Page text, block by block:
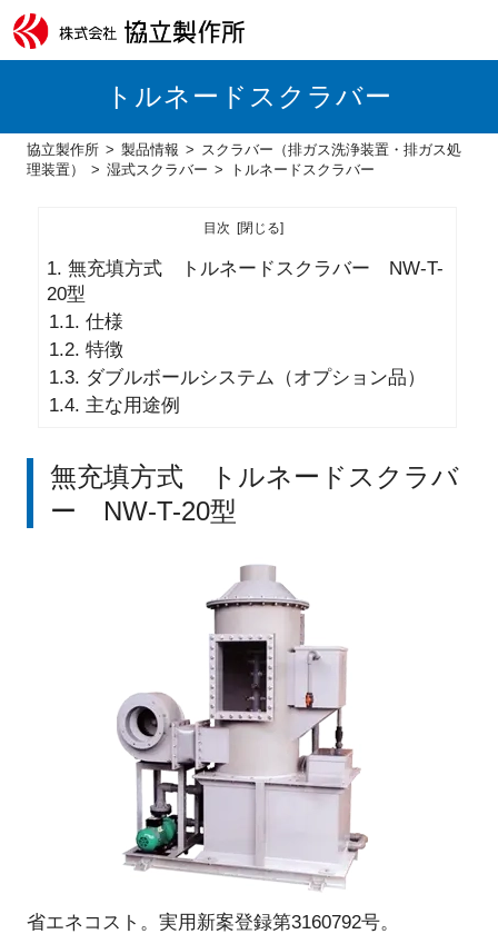
トルネードスクラバー
協立製作所 製品情報
スクラバー（排ガス洗浄装置・排ガス処
理装置）
湿式スクラバー トルネードスクラバー
目次
1. 無充填方式 トルネード スクラバー NW-T-
20型
1.1. 仕様
1.2. 特徴
1.3. ダブルボールシステム（オプション品）
1.4. 主な用途例
無充填方式 トルネード スクラバ
ー NW-T-20型
省エネコスト。実用新案登録第3160792号。